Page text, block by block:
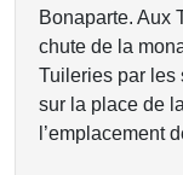
Bonaparte. Aux
chute de la
Tuileries par les
sur la place de
l’emplacement